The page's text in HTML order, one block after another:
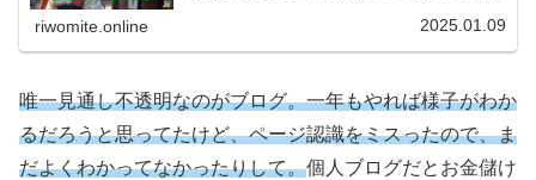
riwomite.online 2025.01.09
唯一見通し不透明なのがブログ。一年もやれば様子がわか
るだろうと思ってたけど、ページ認識をミスったので、ま
だよくわかってなかったりして。個人ブログだとお金儲け